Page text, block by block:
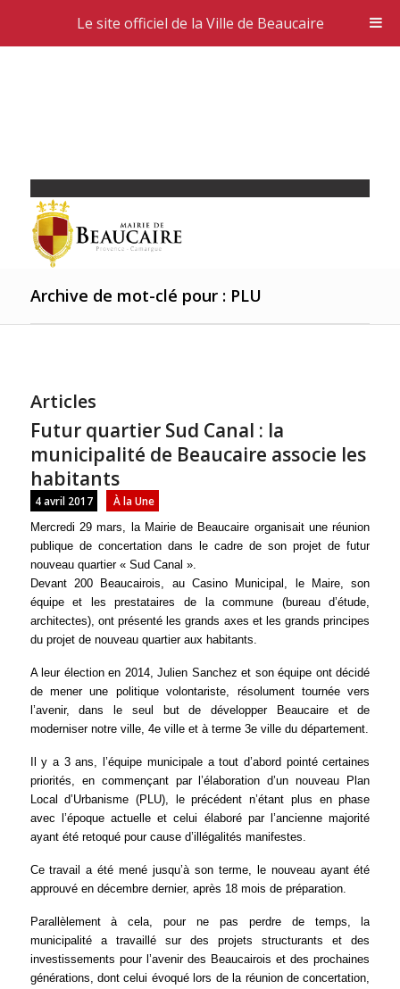
Archive de mot-clé pour : PLU
Articles
Futur quartier Sud Canal : la
municipalité de Beaucaire associe les
habitants
4 avril 2017 À la Une
Mercredi 29 mars, la Mairie de Beaucaire organisait une réunion
publique de concertation dans le cadre de son projet de futur
nouveau quartier « Sud Canal ».
Devant 200 Beaucairois, au Casino Municipal, le Maire, son
équipe et les prestataires de la commune (bureau d’étude,
architectes), ont présenté les grands axes et les grands principes
du projet de nouveau quartier aux habitants.
A leur élection en 2014, Julien Sanchez et son équipe ont décidé
de mener une politique volontariste, résolument tournée vers
l’avenir, dans le seul but de développer Beaucaire et de
moderniser notre ville, 4e ville et à terme 3e ville du département.
Il y a 3 ans, l’équipe municipale a tout d’abord pointé certaines
priorités, en commençant par l’élaboration d’un nouveau Plan
Local d’Urbanisme (PLU), le précédent n’étant plus en phase
avec l’époque actuelle et celui élaboré par l’ancienne majorité
ayant été retoqué pour cause d’illégalités manifestes.
Ce travail a été mené jusqu’à son terme, le nouveau ayant été
approuvé en décembre dernier, après 18 mois de préparation.
Parallèlement à cela, pour ne pas perdre de temps, la
municipalité a travaillé sur des projets structurants et des
investissements pour l’avenir des Beaucairois et des prochaines
générations, dont celui évoqué lors de la réunion de concertation,
Le site officiel de la Ville de Beaucaire